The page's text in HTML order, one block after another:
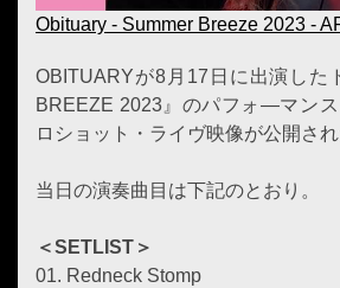
Obituary - Summer Breeze 2023 -
OBITUARYが8月17日に出演した
BREEZE 2023』のパフォ―マン
ロショット・ライヴ映像が公開され
当日の演奏曲目は下記のとおり。
＜SETLIST＞
01. Redneck Stomp